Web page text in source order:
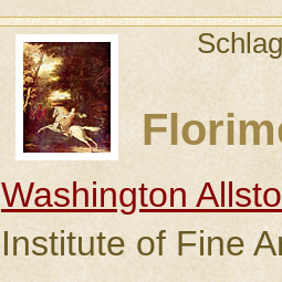
Washington
Institute of Fine